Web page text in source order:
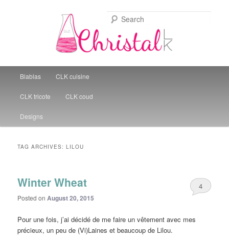
Christal Little Kitchen
Skip to primary content
Skip to secondary content
Blablas CLK cuisine
CLK tricote CLK coud
Designs
TAG ARCHIVES:LILOU
Winter Wheat
Posted onAugust 20, 2015
4
Pour une fois, j’ai décidé de me faire un vêtement avec mes
précieux, un peu de (Vi)Laines et beaucoup de Lilou.